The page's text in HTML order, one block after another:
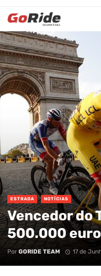
ESTRADA NOTÍCIAS
Vencedor do
500.000
Por GORIDE TEAM 17 de